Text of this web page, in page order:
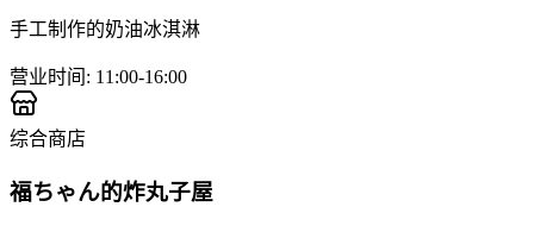
手工制作的奶油冰淇淋
营业时间 : 11:00-16:00
综合商店
福ちゃん的炸丸子屋